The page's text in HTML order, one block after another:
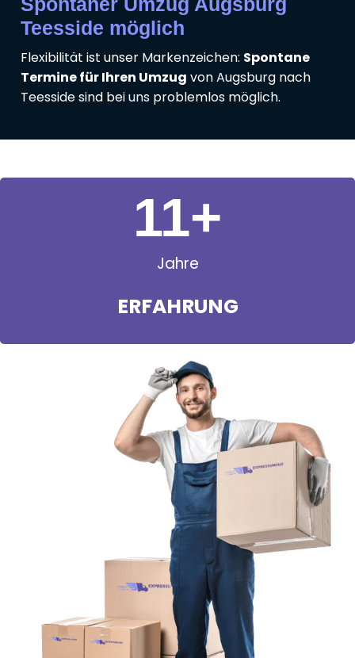
Teesside möglich
Flexibilität ist unser Markenzeichen: Spontane
Termine für Ihren Umzug von Augsburg nach
Teesside sind bei uns problemlos möglich.
Jahre
ERFAHRUNG
11+